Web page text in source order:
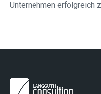
Unternehmen erfolgreich